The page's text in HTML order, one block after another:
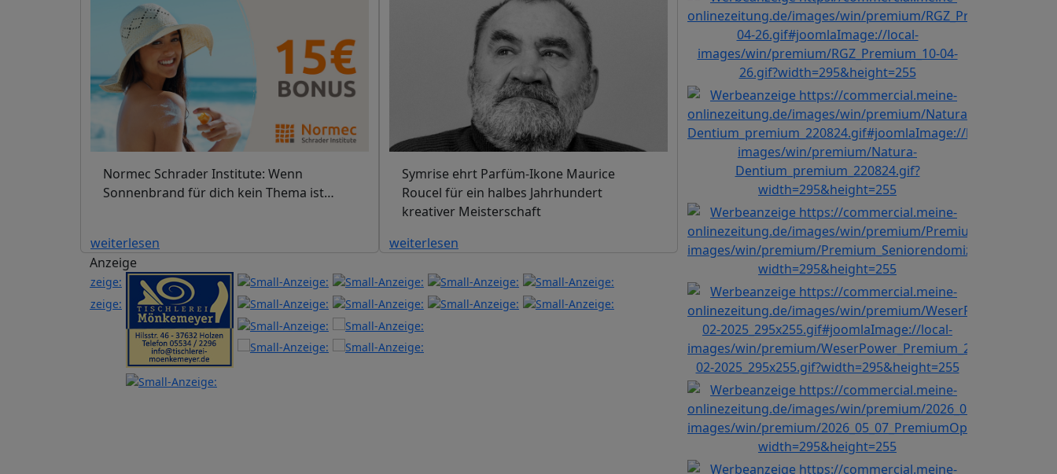
Normec Schrader Institute: Wenn
Sonnenbrand für dich kein Thema ist…
weiterlesen
Symrise ehrt Parfüm-Ikone Maurice
Roucel für ein halbes Jahrhundert
kreativer Meisterschaft
weiterlesen
Anzeige